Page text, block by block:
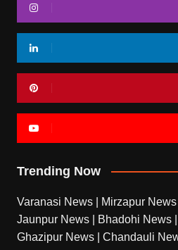
Trending Now
Varanasi News Mirzapur News
Jaunpur News
Bhadohi News
Ghazipur News
Chandauli